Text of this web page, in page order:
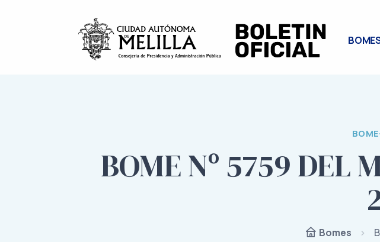
BOME Nº 5759 DEL
Bomes